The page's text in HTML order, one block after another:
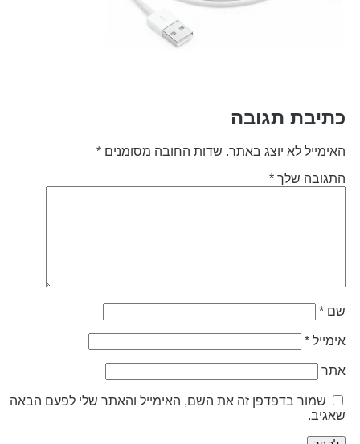
תגובה
לא יוצג באתר. שדות החובה מסומנים*
שלך*
*
*
שמור בדפדפן זה את השם, האימייל והאתר שלי לפעם הבאה